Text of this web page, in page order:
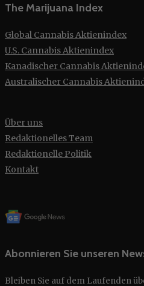
The Marijuana Index
Global Cannabis Aktienindex
U.S. Cannabis Aktienindex
Kanadischer Cannabis
Australischer Cannabis
Über uns
Redaktionelles Team
Redaktionelle Politik
Kontakt
Abonnieren Sie unseren
Bleiben Sie auf dem Laufenden